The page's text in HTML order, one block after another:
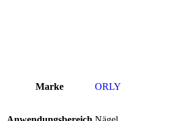
Marke ORLY